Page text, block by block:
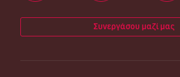
Συνεργάσου μαζί μας